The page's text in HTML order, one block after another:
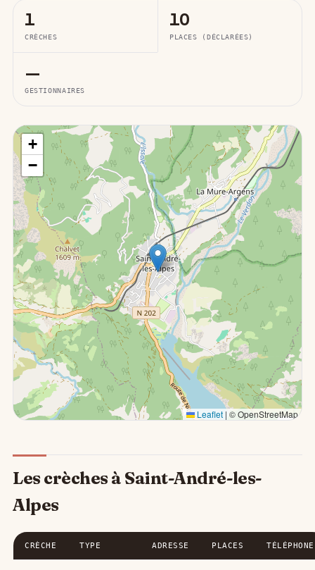
1
CRÈCHES
10
PLACES (DÉCLARÉES)
—
GESTIONNAIRES
+
−
Leaflet | © OpenStreetMap
Les crèches à Saint-André-les-
Alpes
CRÈCHE TYPE ADRESSE PLACES TÉLÉPHONE